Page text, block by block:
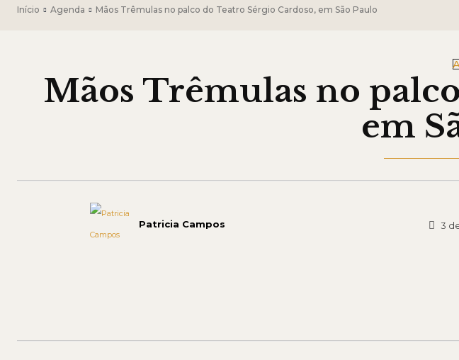
Início Agenda Mãos Trêmulas no palco do Teatro Sérgio Cardoso, em São Paulo
Mãos Trêmulas no
em
Patricia Campos 3